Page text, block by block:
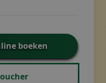
boeken